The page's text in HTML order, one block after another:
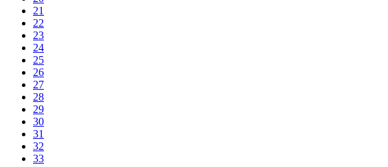
21
22
23
24
25
26
27
28
29
30
31
32
33